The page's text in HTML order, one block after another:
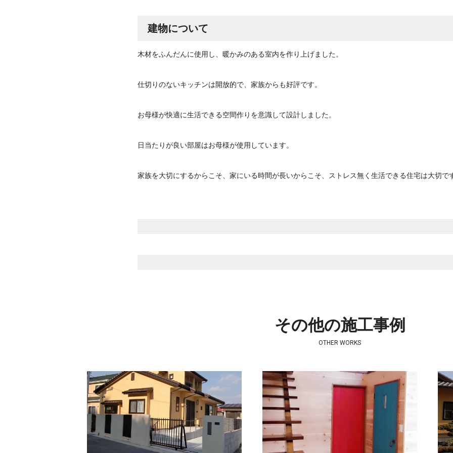
建物について
木材をふんだんに使用し、暖かみのある室内を作り上げました。
仕切りのないキッチンは開放的で、家族からも好評です。
お母様が快適に生活できる空間作りを意識して設計しました。
日当たりが良い部屋はお母様が使用しています。
家族を大切にするからこそ、家にいる時間が長いからこそ、ストレス無く生活できる住宅は大切で
その他の施工事例
OTHER WORKS